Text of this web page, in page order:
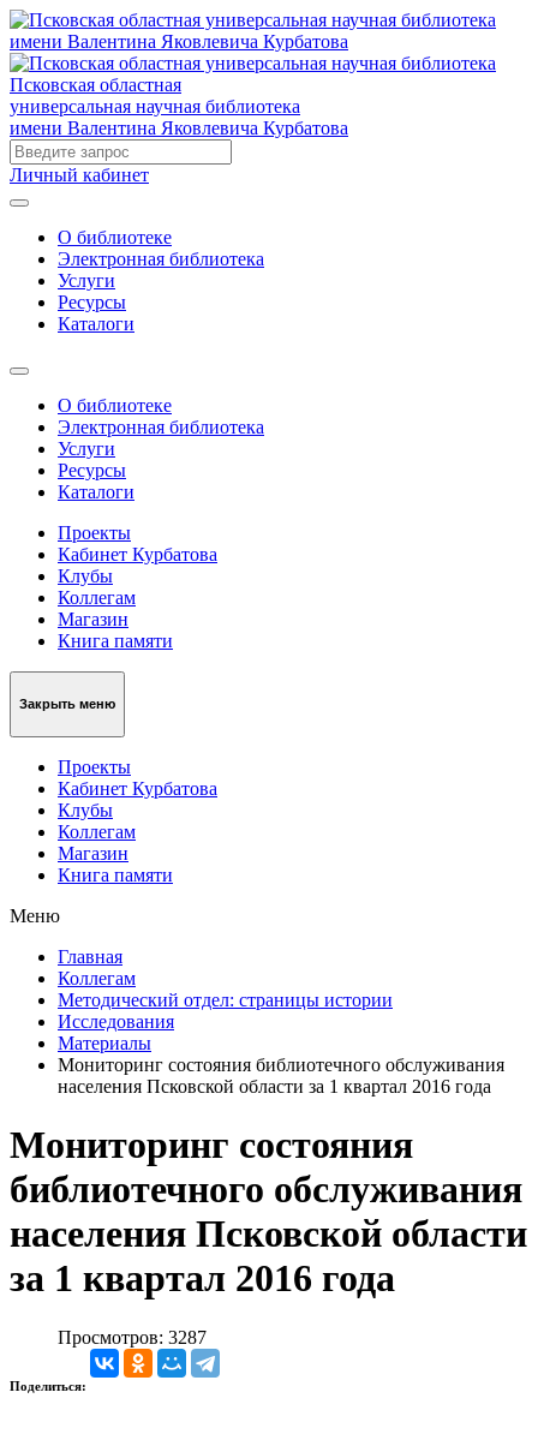
Псковская областная
универсальная научная библиотека
имени Валентина Яковлевича Курбатова
Личный кабинет
О библиотеке
Электронная библиотека
Услуги
Ресурсы
Каталоги
О библиотеке
Электронная библиотека
Услуги
Ресурсы
Каталоги
Проекты
Кабинет Курбатова
Клубы
Коллегам
Магазин
Книга памяти
Закрыть меню
Проекты
Кабинет Курбатова
Клубы
Коллегам
Магазин
Книга памяти
Меню
Главная
Коллегам
Методический отдел: страницы истории
Исследования
Материалы
Мониторинг состояния библиотечного обслуживания
населения Псковской области за 1 квартал 2016 года
Мониторинг состояния
библиотечного обслуживания
населения Псковской области
за 1 квартал 2016 года
Просмотров: 3287
Поделиться: